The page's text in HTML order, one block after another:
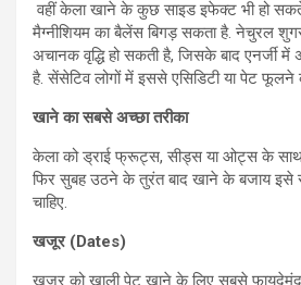
वहीं केला खाने के कुछ साइड इफेक्ट भी हो
मैग्नीशियम का बैलेंस बिगड़ सकता है. नेचुरल
अचानक वृद्धि हो सकती है, जिसके बाद एनर्जी
है. सेंसेटिव लोगों में इससे एसिडिटी या पेट फूलने
खाने का सबसे अच्छा तरीका
केला को ड्राई फ्रूट्स, सीड्स या ओट्स के साथ
फिर सुबह उठने के तुरंत बाद खाने के बजाय इसे
चाहिए.
खजूर (Dates)